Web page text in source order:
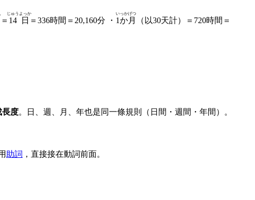
＝ 14日
じゅうよっか
＝336時間＝20,160分 ・ 1か月
いっかげつ
（以30天計）＝720時間＝
長度。日、週、月、年也是同一條規則（日間・週間・年間）。
助詞 ，直接接在動詞前面。